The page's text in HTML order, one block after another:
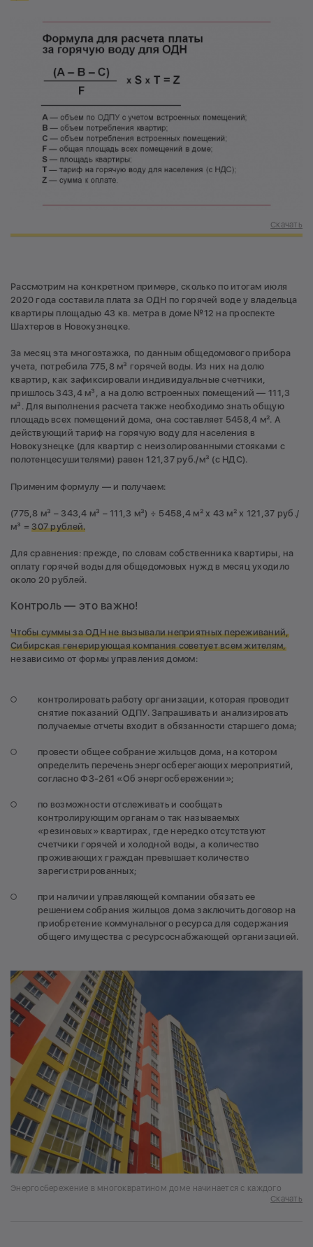
Скачать
Рассмотрим на конкретном примере, сколько по итогам июля
2020 года составила плата за ОДН по горячей воде у владельца
квартиры площадью 43 кв. метра в доме №12 на проспекте
Шахтеров в Новокузнецке.
За месяц эта многоэтажка, по данным общедомового прибора
учета, потребила 775,8 м³ горячей воды. Из них на долю
квартир, как зафиксировали индивидуальные счетчики,
пришлось 343,4 м³, а на долю встроенных помещений — 111,3
м³. Для выполнения расчета также необходимо знать общую
площадь всех помещений дома, она составляет 5458,4 м². А
действующий тариф на горячую воду для населения в
Новокузнецке (для квартир с неизолированными стояками с
полотенцесушителями) равен 121,37 руб./м³ (с НДС).
Применим формулу — и получаем:
(775,8 м³ – 343,4 м³ – 111,3 м³) ÷ 5458,4 м² х 43 м² х 121,37 руб./
м³ =307 рублей.
Для сравнения: прежде, по словам собственника квартиры, на
оплату горячей воды для общедомовых нужд в месяц уходило
около 20 рублей.
Контроль — это важно!
Чтобы суммы за ОДН не вызывали неприятных переживаний,
Сибирская генерирующая компания советует всем жителям,
независимо от формы управления домом:
контролировать работу организации, которая проводит
снятие показаний ОДПУ. Запрашивать и анализировать
получаемые отчеты входит в обязанности старшего дома;
провести общее собрание жильцов дома, на котором
определить перечень энергосберегающих мероприятий,
согласно ФЗ-261 «Об энергосбережении»;
по возможности отслеживать и сообщать
контролирующим органам о так называемых
«резиновых» квартирах, где нередко отсутствуют
счетчики горячей и холодной воды, а количество
проживающих граждан превышает количество
зарегистрированных;
при наличии управляющей компании обязать ее
решением собрания жильцов дома заключить договор на
приобретение коммунального ресурса для содержания
общего имущества с ресурсоснабжающей организацией.
Энергосбережение в многоквратином доме начинается с каждого
Скачать